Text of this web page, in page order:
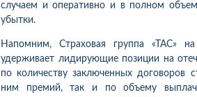
случаем и оперативно и в полном
убытки.
Напомним, Страховая группа «ТАС»
удерживает лидирующие позиции на
по количеству заключенных договоров
ним премий, так и по объему